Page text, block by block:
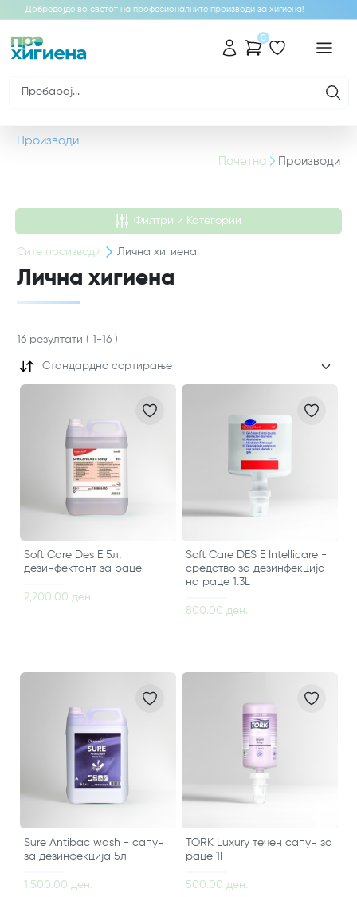
Добредојде во светот на професионалните производи за хигиена!
0
Производи
Почетна
Производи
Филтри и Категории
Сите производи Лична хигиена
Лична хигиена
16 резултати ( 1 -16 )
Стандардно сортирање
Soft Care Des E 5л,
дезинфектант за раце
2,200.00 ден.
Soft Care DES E Intellicare -
средство за дезинфекција
на раце 1.3L
800.00 ден.
Sure Antibac wash - сапун
за дезинфекција 5л
1,500.00 ден.
TORK Luxury течен сапун за
раце 1l
500.00 ден.